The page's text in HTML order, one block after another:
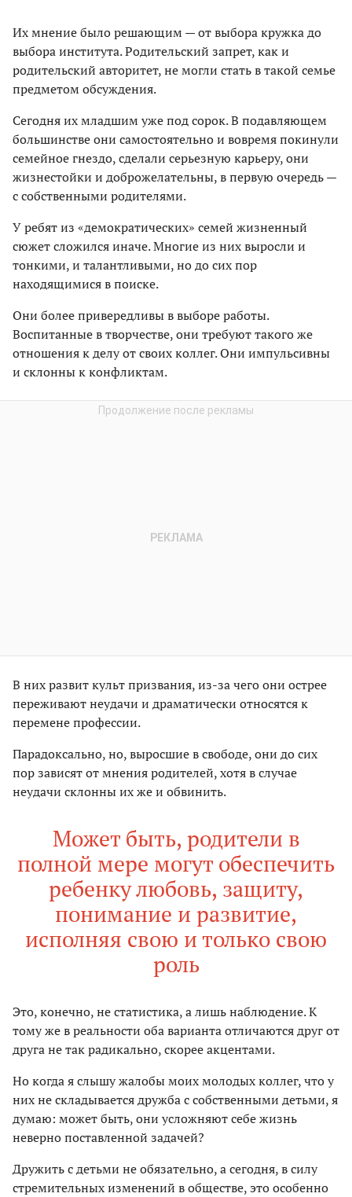
Их мнение было решающим — от выбора кружка до
выбора института. Родительский запрет, как и
родительский авторитет, не могли стать в такой семье
предметом обсуждения.
Сегодня их младшим уже под сорок. В подавляющем
большинстве они самостоятельно и вовремя покинули
семейное гнездо, сделали серьезную карьеру, они
жизнестойки и доброжелательны, в первую очередь —
с собственными родителями.
У ребят из «демократических» семей жизненный
сюжет сложился иначе. Многие из них выросли и
тонкими, и талантливыми, но до сих пор
находящимися в поиске.
Они более привередливы в выборе работы.
Воспитанные в творчестве, они требуют такого же
отношения к делу от своих коллег. Они импульсивны
и склонны к конфликтам.
В них развит культ призвания, из-за чего они острее
переживают неудачи и драматически относятся к
перемене профессии.
Парадоксально, но, выросшие в свободе, они до сих
пор зависят от мнения родителей, хотя в случае
неудачи склонны их же и обвинить.
Может быть, родители в
полной мере могут обеспечить
ребенку любовь, защиту,
понимание и развитие,
исполняя свою и только свою
роль
Это, конечно, не статистика, а лишь наблюдение. К
тому же в реальности оба варианта отличаются друг от
друга не так радикально, скорее акцентами.
Но когда я слышу жалобы моих молодых коллег, что у
них не складывается дружба с собственными детьми, я
думаю: может быть, они усложняют себе жизнь
неверно поставленной задачей?
Дружить с детьми не обязательно, а сегодня, в силу
стремительных изменений в обществе, это особенно